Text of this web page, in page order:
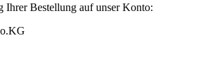
Ihrer Bestellung auf unser Konto: